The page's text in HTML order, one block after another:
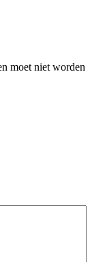
moet niet worden